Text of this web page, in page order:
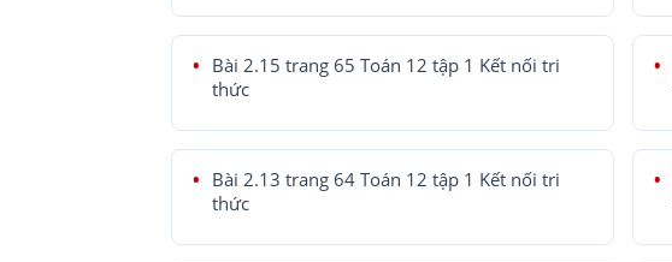
Bài 2.15 trang 65 Toán 12 tập 1 Kết nối tri
thức
Bài 2.13 trang 64 Toán 12 tập 1 Kết nối tri
thức